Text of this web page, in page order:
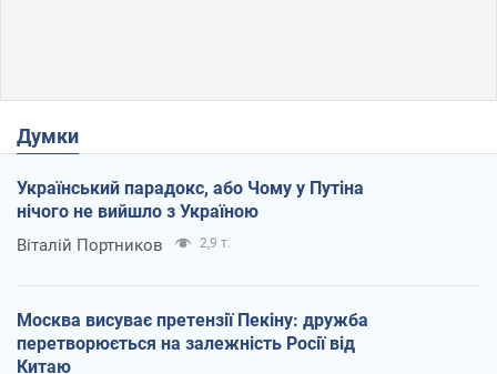
Думки
Український парадокс, або Чому у Путіна
нічого не вийшло з Україною
Віталій Портников 2,9 т.
Москва висуває претензії Пекіну: дружба
перетворюється на залежність Росії від
Китаю